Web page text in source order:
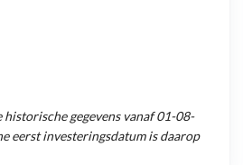
gegevens vanaf01-08-
eerst investeringsdatum is daarop